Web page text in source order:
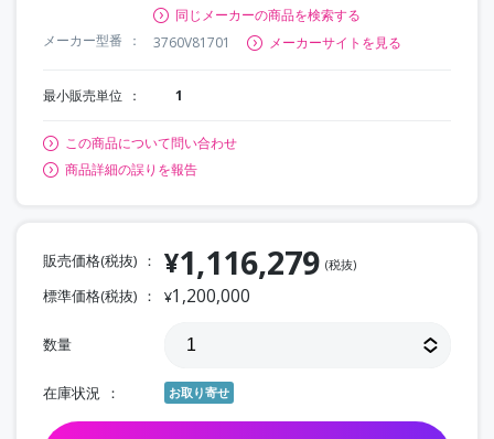
同じメーカーの商品を検索する
メーカー型番
3760V81701 メーカーサイトを見る
最小販売単位 1
この商品について問い合わせ
商品詳細の誤りを報告
販売価格(税抜) ¥1,116,279 (税抜)
標準価格(税抜) ¥1,200,000
数量
在庫状況 お取り寄せ